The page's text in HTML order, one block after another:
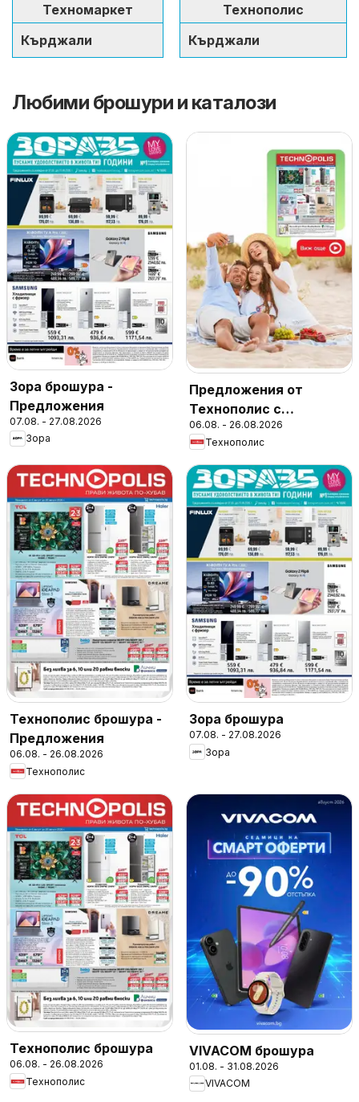
Техномаркет
Кърджали
Технополис
Кърджали
Любими брошури и каталози
Зора брошура -
Предложения
07.08. - 27.08.2026
Зора
Предложения от
Технополис с
валидност до
26.08.2026
06.08. - 26.08.2026
Технополис
Технополис брошура -
Предложения
06.08. - 26.08.2026
Технополис
Зора брошура
07.08. - 27.08.2026
Зора
Технополис брошура
06.08. - 26.08.2026
Технополис
VIVACOM брошура
01.08. - 31.08.2026
VIVACOM